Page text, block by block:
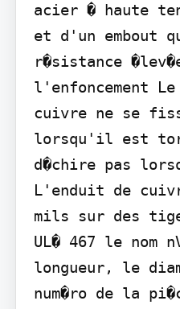
acier � haute
et d'un embout
r�sistance
l'enfoncement
cuivre ne se
lorsqu'il est
d�chire pas
L'enduit de
mils sur des
UL� 467 le nom
longueur, le
num�ro de la